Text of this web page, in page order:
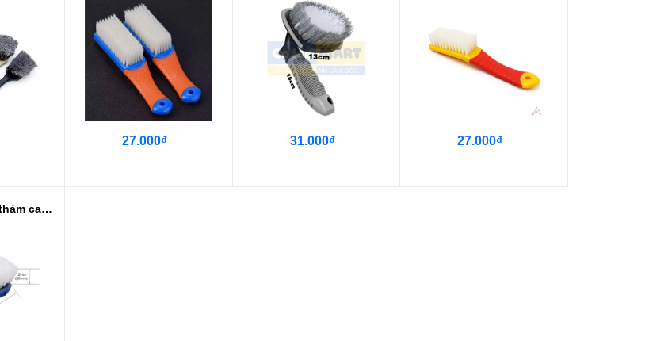
27.000₫ 31.000₫ 27.000₫
Bàn chải vệ sinh thảm cao su, lốp